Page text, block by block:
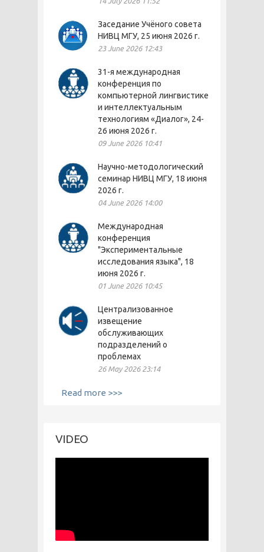
Заседание Учёного совета
НИВЦ МГУ, 25 июня 2026 г.
23 June 2026 12:43
31-я международная
конференция по
компьютерной лингвистике
и интеллектуальным
технологиям «Диалог», 24-
26 июня 2026 г.
09 June 2026 10:41
Научно-методологический
семинар НИВЦ МГУ, 18 июня
2026 г.
04 June 2026 14:00
Международная
конференция
"Экспериментальные
исследования языка", 18
июня 2026 г.
01 June 2026 10:45
Централизованное
извещение
обслуживающих
подразделений о
проблемах
26 May 2026 23:14
Read more >>>
VIDEO